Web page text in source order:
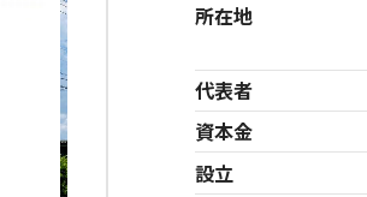
所在地
代表者
資本金
設立